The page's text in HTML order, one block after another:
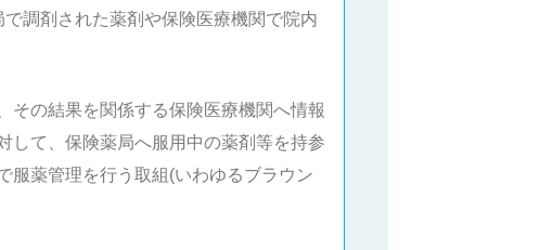
調剤された薬剤や保険医療機関で院内
その結果を関係する保険医療機関へ情報
して、保険薬局へ服用中の薬剤等を持参
服薬管理を行う取組(いわゆるブラウン